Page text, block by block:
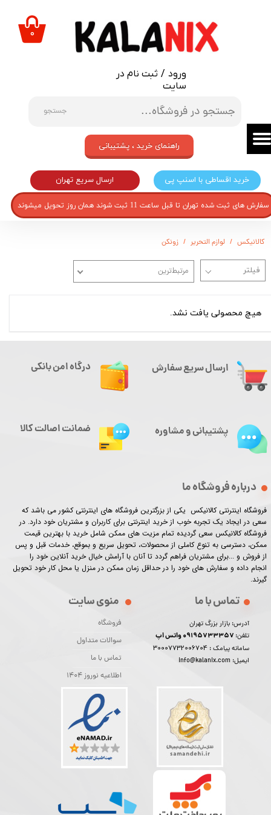
جستجو
ورود / ثبت نام در
سایت
حساب کاربری من
تغییر گذر واژه
خروج از حساب کاربری
۰
خرید اقساطی با اسنپ پی ارسال سریع تهران
راهنمای خرید ، پشتیبانی
سفارش های ثبت شده تهران تا قبل ساعت 11 ثبت شوند همان روز تحویل میشوند
کالانیکس لوازم التحریر زونکن
مرتبط‌ترین
هیچ محصولی یافت نشد.
ارسال سریع سفارش
درباره فروشگاه ما
فروشگاه اینترنتی کالانیکس یکی از بزرگترین فروشگاه های اینترنتی کشور می باشد که
سعی در ایجاد یک تجربه خوب از خرید اینترنتی برای کاربران و مشتریان خود دارد. در
فروشگاه کالانیکس سعی گردیده تمام مزیت های ممکن شامل خرید با بهترین قیمت
ممکن، دسترسی به تنوع کاملی از محصولات، تحویل سریع و بموقع، خدمات قبل و پس
از فروش و ...برای مشتریان فراهم گردد تا آنان با آرامش خیال خرید آنلاین خود را
انجام داده و سفارش های خود را در حداقل زمان ممکن در منزل یا محل کار خود تحویل
گیرند.​​​​​​​
منوی سایت
فروشگاه
سوالات متداول
تماس با ما
اطلاعیه نوروز 1404
تماس با ما
آدرس: بازار بزرگ تهران
تلفن:
سامانه پیامک : 30007732006704
ایمیل: info@kalanix.com
درگاه امن بانکی
پشتیبانی و مشاوره ضمانت اصالت کالا